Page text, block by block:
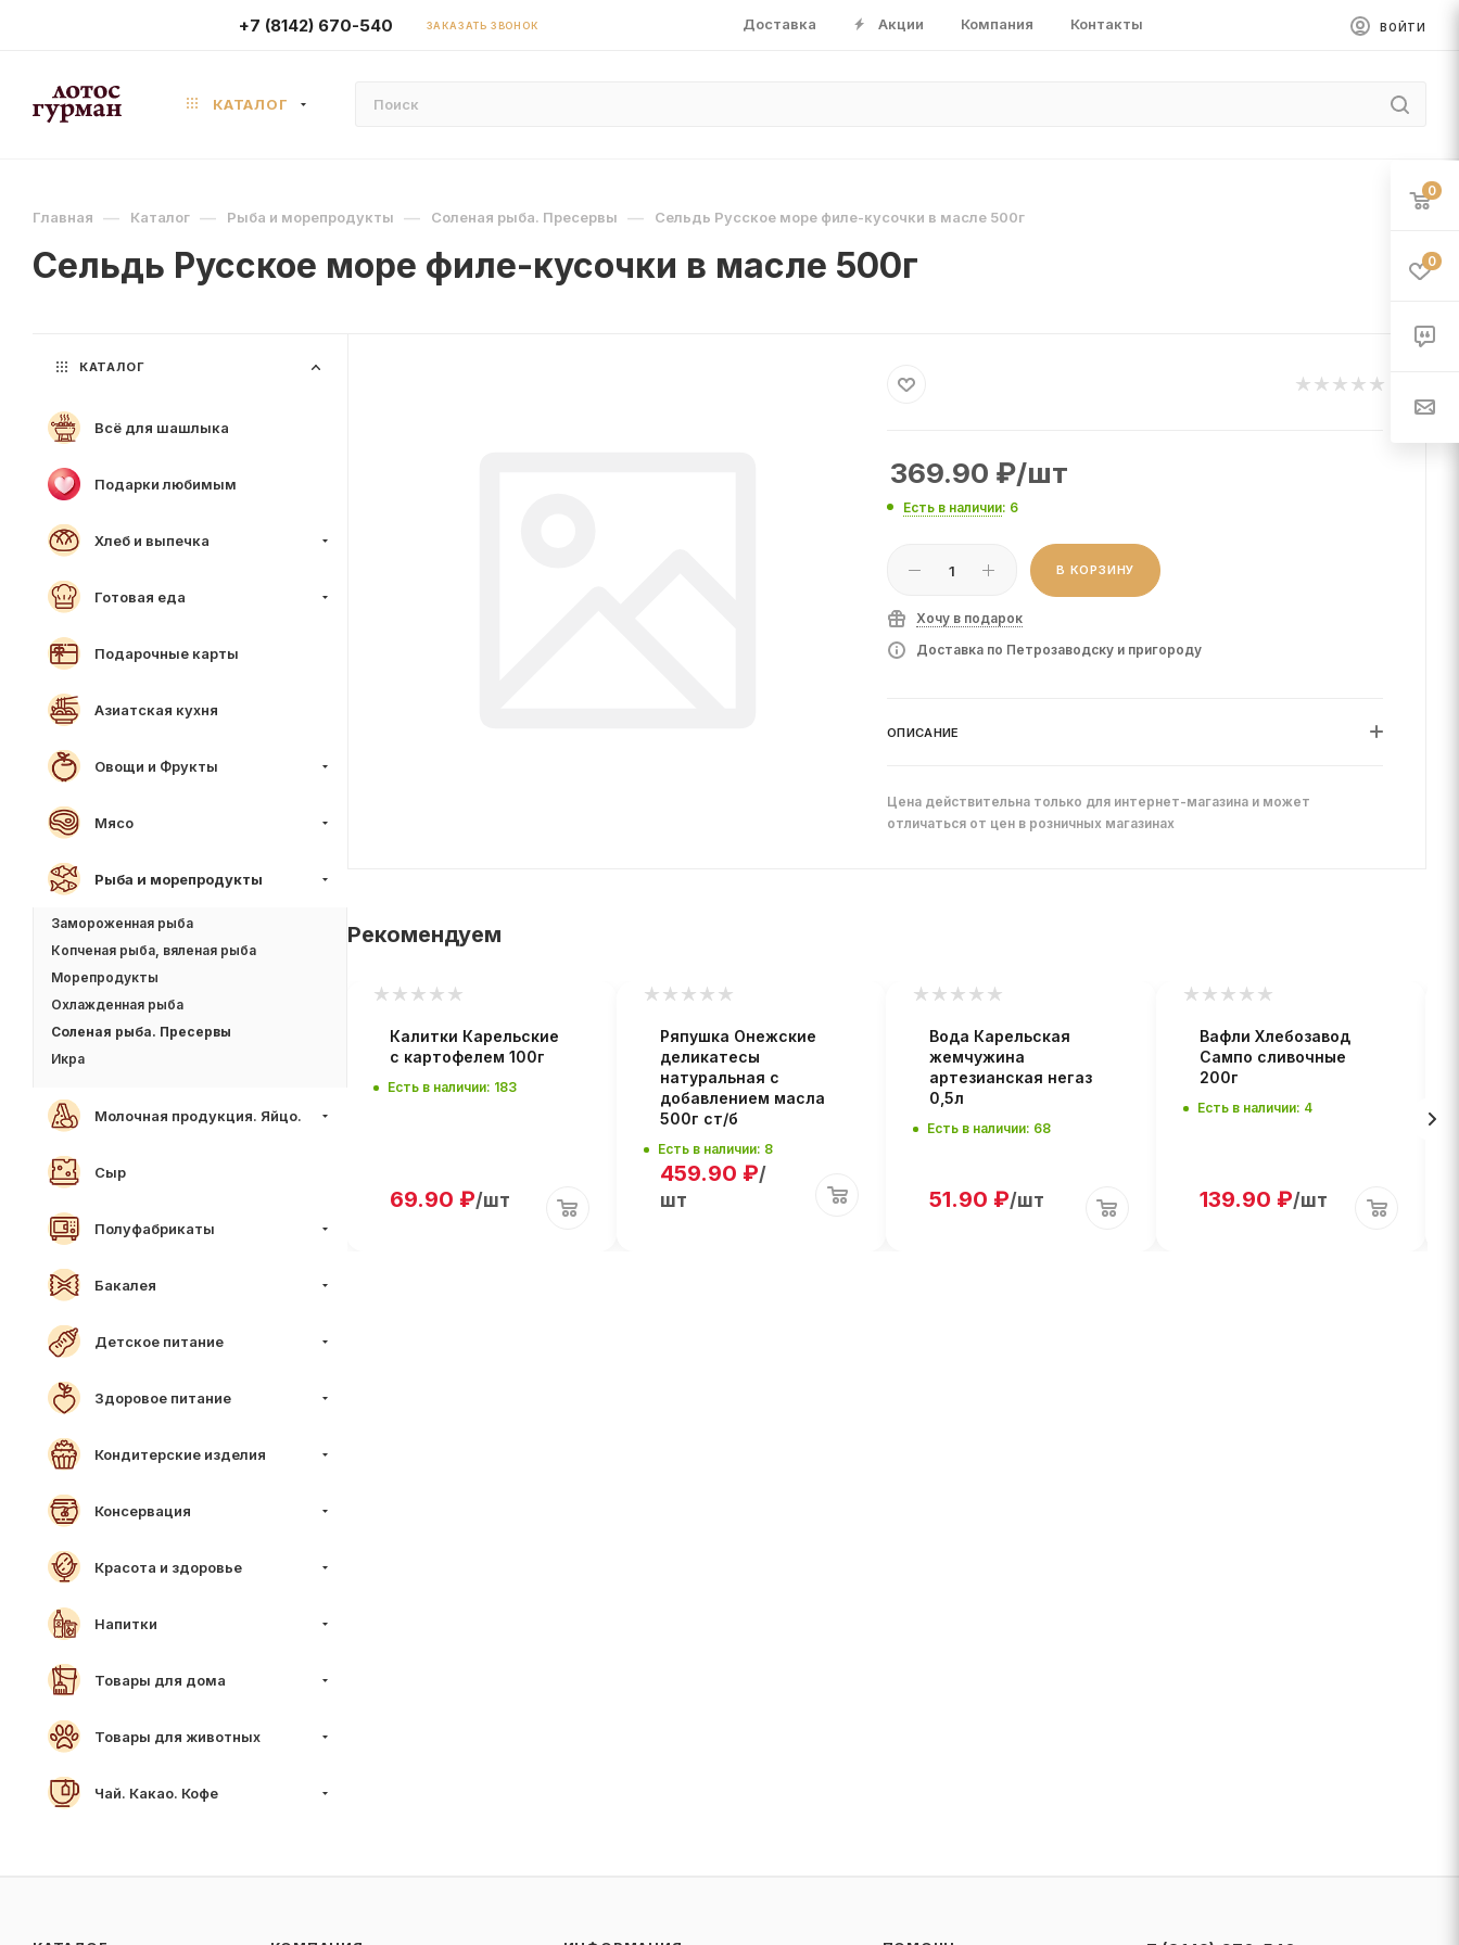
+7 (8142) 670-540 ЗАКАЗАТЬ ЗВОНОК Доставка Акции Компания Контакты ВОЙТИ
КАТАЛОГ
Главная — Каталог — Рыба и морепродукты — Соленая рыба. Пресервы — Сельдь Русское море филе-кусочки в масле 500г
Сельдь Русское море филе-кусочки в масле 500г
369.90 ₽/шт
Есть в наличии: 6
В КОРЗИНУ
Хочу в подарок
Доставка по Петрозаводску и пригороду
ОПИСАНИЕ
Цена действительна только для интернет-магазина и может
отличаться от цен в розничных магазинах
Рекомендуем
Калитки Карельские
с картофелем 100г
Есть в наличии: 183
69.90 ₽/шт
Ряпушка Онежские
деликатесы
натуральная с
добавлением масла
500г ст/б
Есть в наличии: 8
459.90 ₽/
шт
Вода Карельская
жемчужина
артезианская негаз
0,5л
Есть в наличии: 68
51.90 ₽/шт
Вафли Хлебозавод
Сампо сливочные
200г
Есть в наличии: 4
139.90 ₽/шт
КАТАЛОГ
Всё для шашлыка
Подарки любимым
Хлеб и выпечка
Готовая еда
Подарочные карты
Азиатская кухня
Овощи и Фрукты
Мясо
Рыба и морепродукты
Замороженная рыба
Копченая рыба, вяленая рыба
Морепродукты
Охлажденная рыба
Соленая рыба. Пресервы
Икра
Молочная продукция. Яйцо.
Сыр
Полуфабрикаты
Бакалея
Детское питание
Здоровое питание
Кондитерские изделия
Консервация
Красота и здоровье
Напитки
Товары для дома
Товары для животных
Чай. Какао. Кофе
0
0